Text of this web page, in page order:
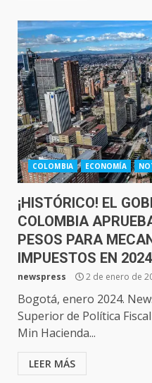
COLOMBIA ECONOMÍA
¡HISTÓRICO! EL
COLOMBIA
PESOS PARA
IMPUESTOS EN 2024
newspress 2 de enero de
Bogotá, enero 2024.
Superior de Política
Min Hacienda...
LEER MÁS